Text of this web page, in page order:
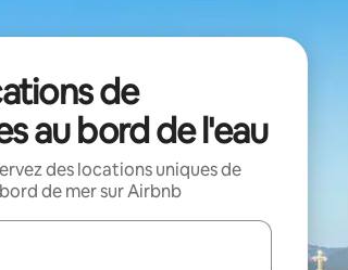
de
au bord de l'eau
des locations uniques de
de mer sur Airbnb
s'affichent, utilisez les flèches vers le